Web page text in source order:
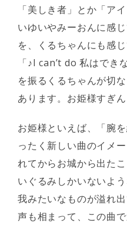
「美しき者」とか「ア
いゆいやみーおんに感
を、くるちゃんにも感
「♪I can’t do 私はでき
を振るくるちゃんが切
あります。お姫様すぎ
お姫様といえば、「腕
ったく新しい曲のイメ
れてからお城から出た
いぐるみしかいないよ
我みたいなものが溢れ
声も相まって、この曲